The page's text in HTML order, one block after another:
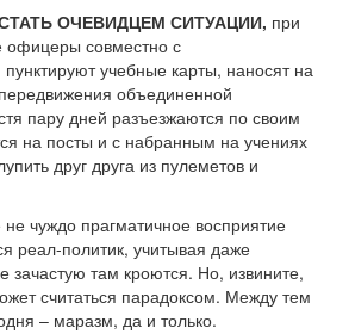
ОЧЕВИДЦЕМ СИТУАЦИИ, при
офицеры совместно с
учебные карты, наносят на
объединенной
пару дней разъезжаются по своим
на посты и с набранным на учениях
друг друга из пулеметов и
чуждо прагматичное восприятие
реал-политик, учитывая даже
зачастую там кроются. Но, извините,
считаться парадоксом. Между тем
– маразм, да и только.